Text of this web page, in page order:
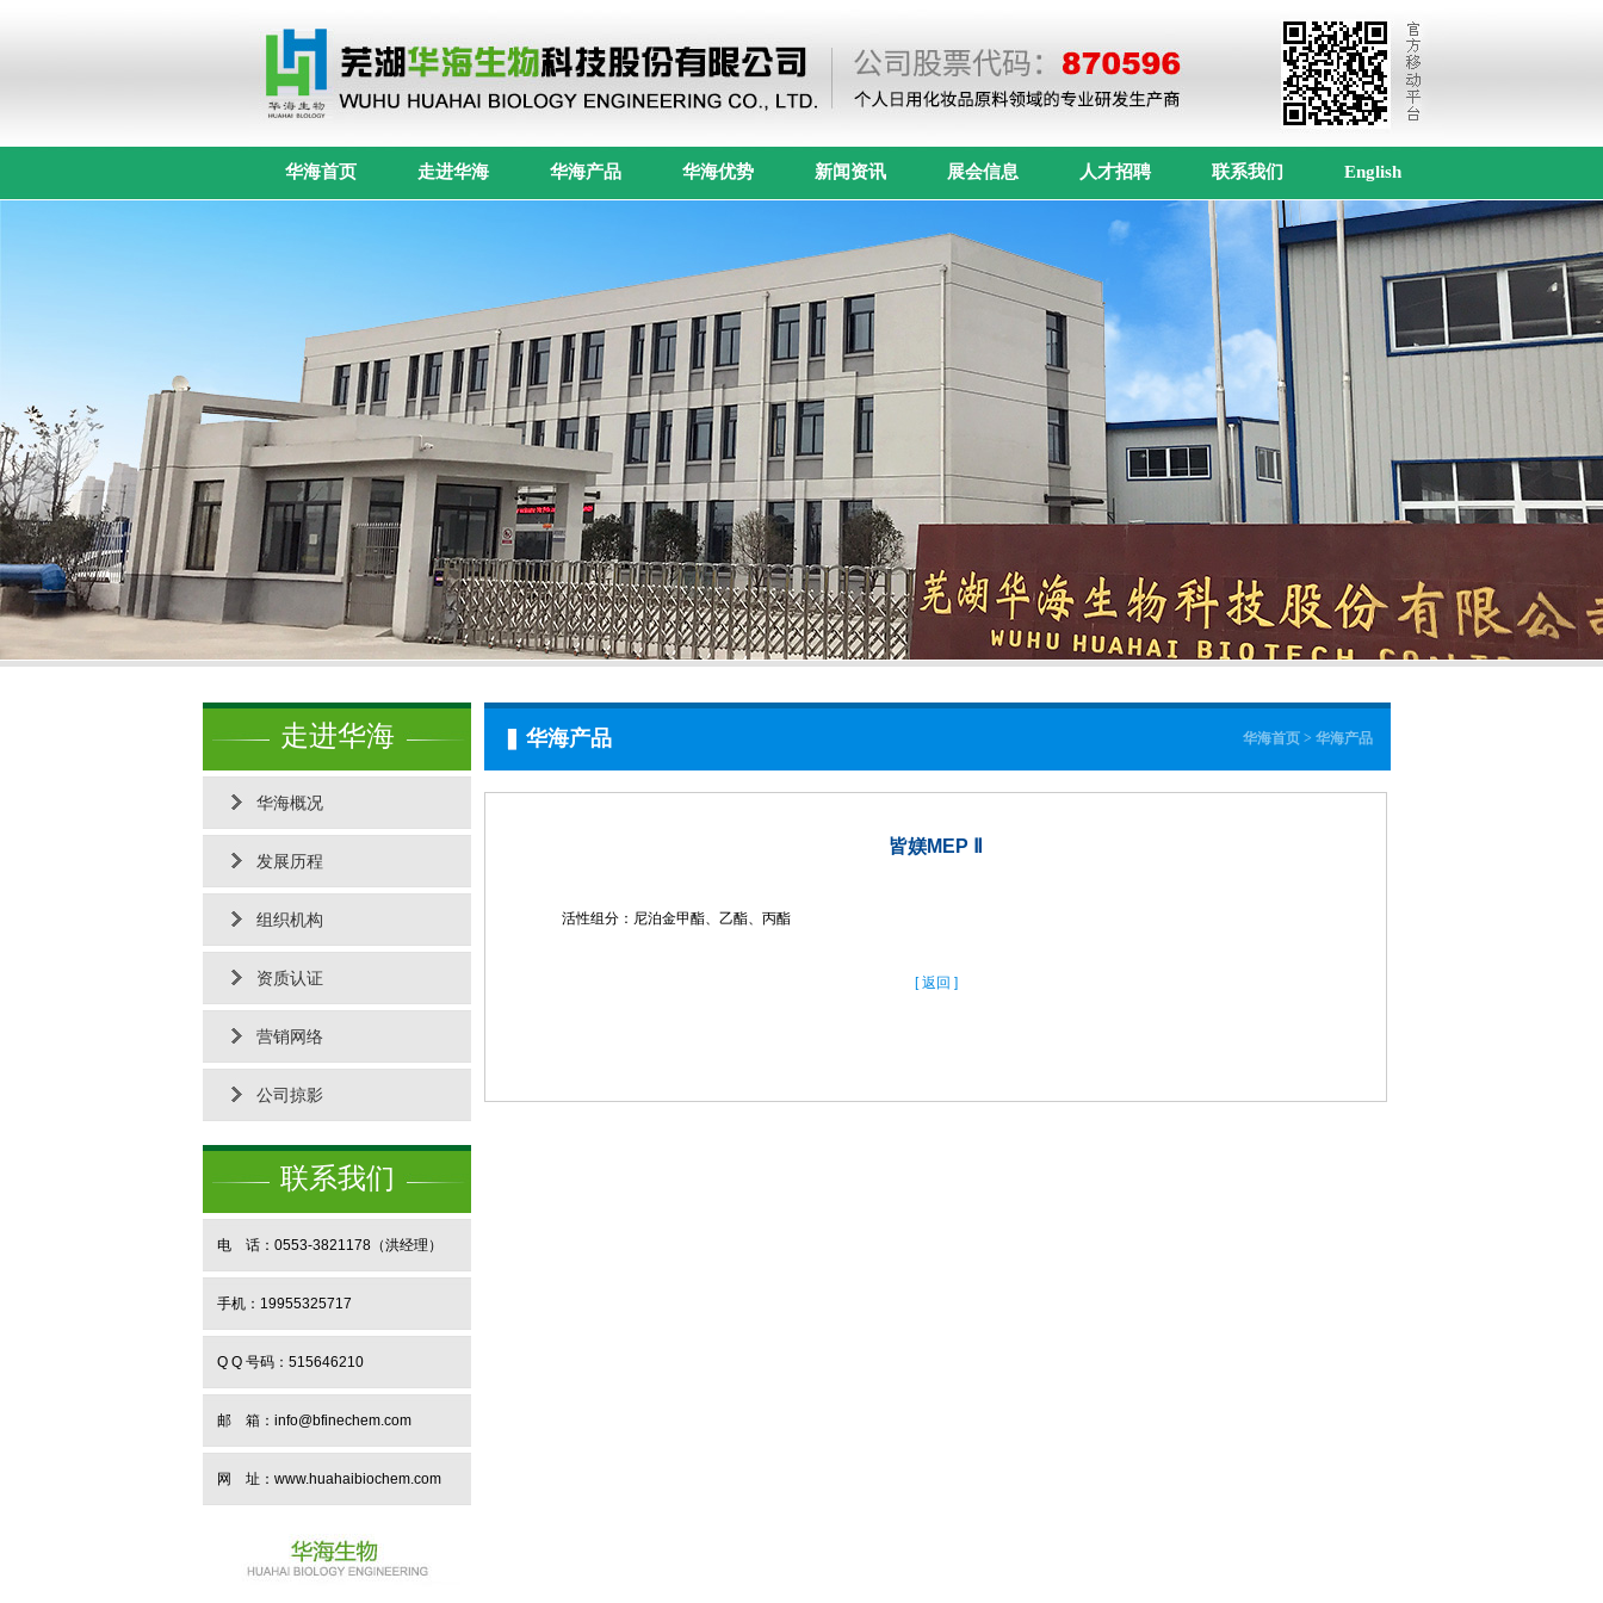
华海首页 走进华海 华海产品 华海优势 新闻资讯 展会信息 人才招聘 联系我们 English
走进华海
华海概况
发展历程
组织机构
资质认证
营销网络
公司掠影
联系我们
电 话：0553-3821178（洪经理）
手机：19955325717
Q Q 号码：515646210
邮 箱：info@bfinechem.com
网 址： www.huahaibiochem.com
华海产品 华海首页 > 华海产品
皆媄MEP Ⅱ
活性组分：尼泊金甲酯、乙酯、丙酯
[ 返回 ]